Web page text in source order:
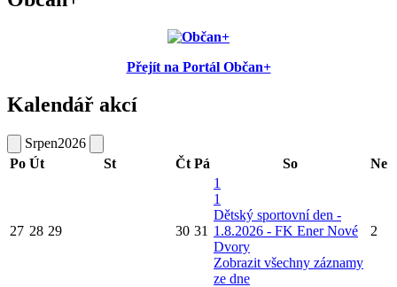
Přejít na Portál Občan+
Kalendář akcí
Srpen2026
Po Út St Čt Pá So Ne
27 28 29 30 31
1
1
Dětský sportovní den -
1.8.2026 - FK Ener Nové
Dvory
Zobrazit všechny záznamy
ze dne
2